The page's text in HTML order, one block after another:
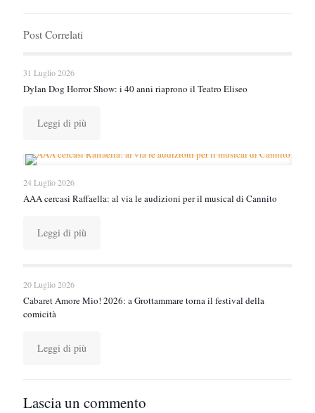
Post Correlati
31 Luglio 2026
Dylan Dog Horror Show: i 40 anni riaprono il Teatro Eliseo
Leggi di più
24 Luglio 2026
AAA cercasi Raffaella: al via le audizioni per il musical di Cannito
Leggi di più
20 Luglio 2026
Cabaret Amore Mio! 2026: a Grottammare torna il festival della
comicità
Leggi di più
Lascia un commento